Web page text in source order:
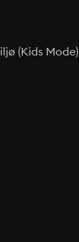
(Kids Mode)